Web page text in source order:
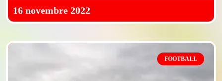
16 novembre 2022
FOOTBALL